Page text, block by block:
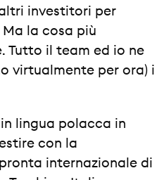
investitori per
la cosa più
Tutto il team ed io ne
virtualmente per ora) i
lingua polacca in
con la
internazionale di